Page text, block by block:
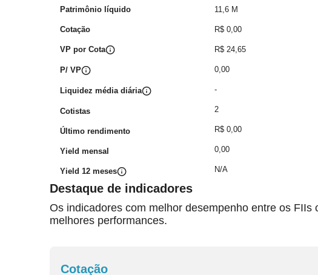
Patrimônio líquido
Cotação
VP por Cota
P/ VP
Liquidez média diária
Cotistas
Último rendimento
Yield mensal
Yield 12 meses
11,6 M
R$ 0,00
R$ 24,65
0,00
-
2
R$ 0,00
0,00
N/A
Destaque de indicadores
Os indicadores com melhor desempenho entre os
melhores performances.
Cotação